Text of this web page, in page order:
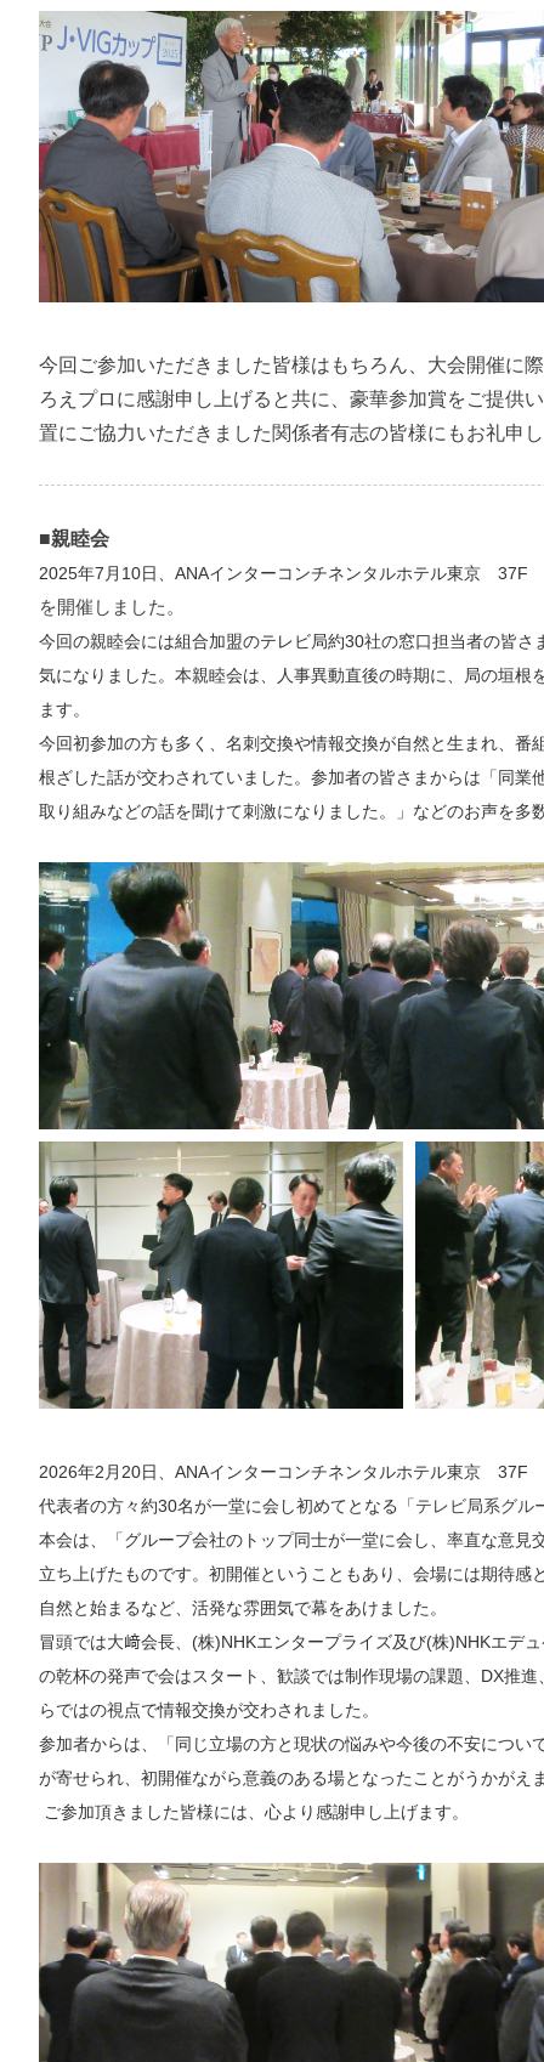
今回ご参加いただきました皆様はもちろん、大会開催に
ろえプロに感謝申し上げると共に、豪華参加賞をご提供
置にご協力いただきました関係者有志の皆様にもお礼申
■親睦会
2025年7 月 10日、ANAインターコンチネンタルホテル東京37F
を開催しました。
今回の親睦会には組合加盟のテレビ局約30社の窓口担当者の皆さ
気になりました。本親睦会は、人事異動直後の時期に、局の垣根
ます。
今回初参加の方も多く、名刺交換や情報交換が自然と生まれ、
根ざした話が交わされていました。参加者の皆さまからは「同
取り組みなどの話を聞けて刺激になりました。
」などのお声を多
2026年2 月 20日、ANAインターコンチネンタルホテル東京37F
代表者の方々約30名が一堂に会し初めてとなる「テレビ局系グル
本会は、「グループ会社のトップ同士が一堂に会し、率直な意
立ち上げたものです。初開催ということもあり、会場には期待
自然と始まるなど、活発な雰囲気で幕をあけました。
冒頭では大﨑会長、 (株)NHKエンタープライズ及び(株)NHKエデ
の乾杯の発声で会はスタート、歓談では制作現場の課題、 DX推進
らではの視点で情報交換が交わされました。
参加者からは、「同じ立場の方と現状の悩みや今後の不安につ
が寄せられ、初開催ながら意義のある場となったことがうかがえ
ご参加頂きました皆様には、心より感謝申し上げます。